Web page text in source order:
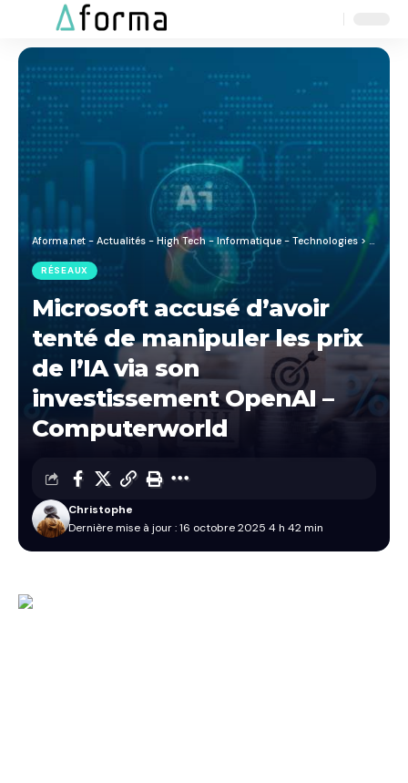
Aforma.net - Actualités - High Tech - Informatique - Technologies>Blog
RÉSEAUX
Microsoft accusé d’avoir
tenté de manipuler les prix
de l’IA via son
investissement OpenAI –
Computerworld
Dernière mise à jour : 16 octobre 2025 4 h 42 min
Christophe